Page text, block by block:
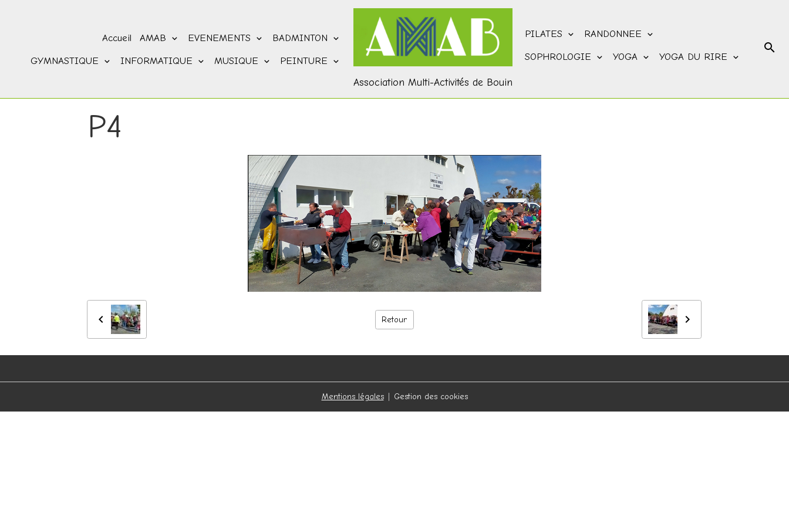
Accueil AMAB EVENEMENTS BADMINTON
GYMNASTIQUE INFORMATIQUE MUSIQUE PEINTURE
Association Multi-Activités de Bouin
PILATES RANDONNEE
SOPHROLOGIE YOGA YOGA DU RIRE
P4
Retour
Mentions légales Gestion des cookies